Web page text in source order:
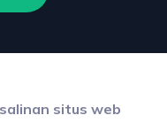
situs web